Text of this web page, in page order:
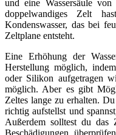
und eine Wassersäule
doppelwandiges Zelt
Kondenswasser, das bei
Zeltplane entsteht.
Eine Erhöhung der
Herstellung möglich,
oder Silikon aufgetragen
möglich. Aber es gibt
Zeltes lange zu erhalten.
richtig aufstellst und
Außerdem solltest du das
Beschädigungen